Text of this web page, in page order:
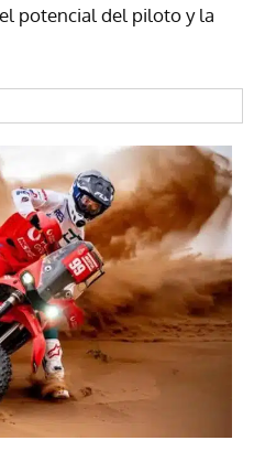
potencial del piloto y la